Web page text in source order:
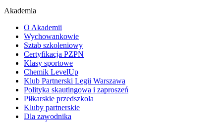
Akademia
O Akademii
Wychowankowie
Sztab szkoleniowy
Certyfikacja PZPN
Klasy sportowe
Chemik LevelUp
Klub Partnerski Legii Warszawa
Polityka skautingowa i zaproszeń
Piłkarskie przedszkola
Kluby partnerskie
Dla zawodnika